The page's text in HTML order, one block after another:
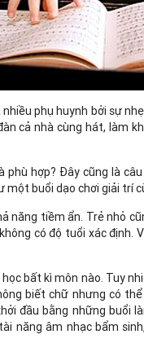
phụ huynh bởi sự
cả nhà cùng hát, làm
hợp? Đây cũng là
buổi dạo chơi giải trí
năng tiềm ẩn. Trẻ nhỏ
có độ tuổi xác
bất kì môn nào. Tuy
biết chữ nhưng có
đầu bằng những buổi
năng âm nhạc bẩm